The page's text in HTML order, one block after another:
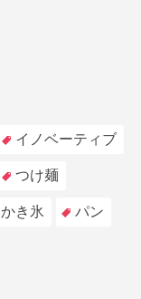
イノベーティブ
つけ麺
かき氷 パン